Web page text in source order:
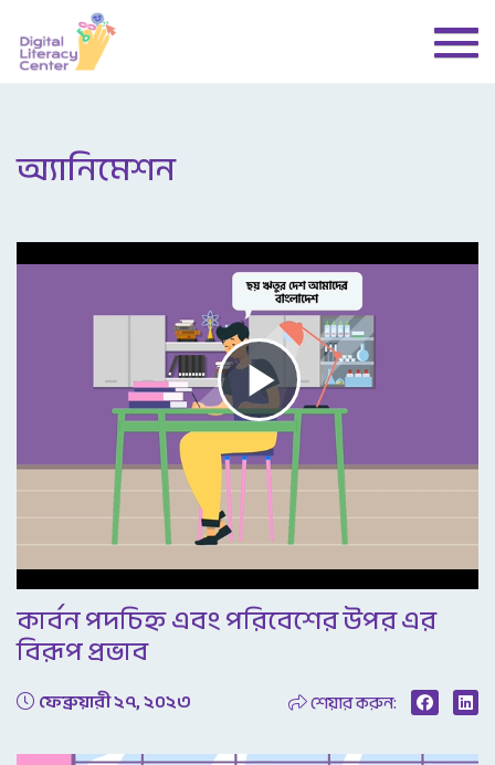
অ্যানিমেশন
Play
Video
কার্বন পদচিহ্ন এবং পরিবেশের উপর এর
বিরূপ প্রভাব
ফেব্রুয়ারী ২৭, ২০২৩ শেয়ার করুন: